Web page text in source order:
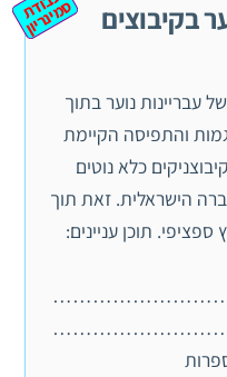
בקיבוצים וד
ס
יון
עבריינות נוער בתוך
והתפיסה הקיימת
כלא נוטים
הישראלית. זאת תוך
תוכן עניינים:
ספרות